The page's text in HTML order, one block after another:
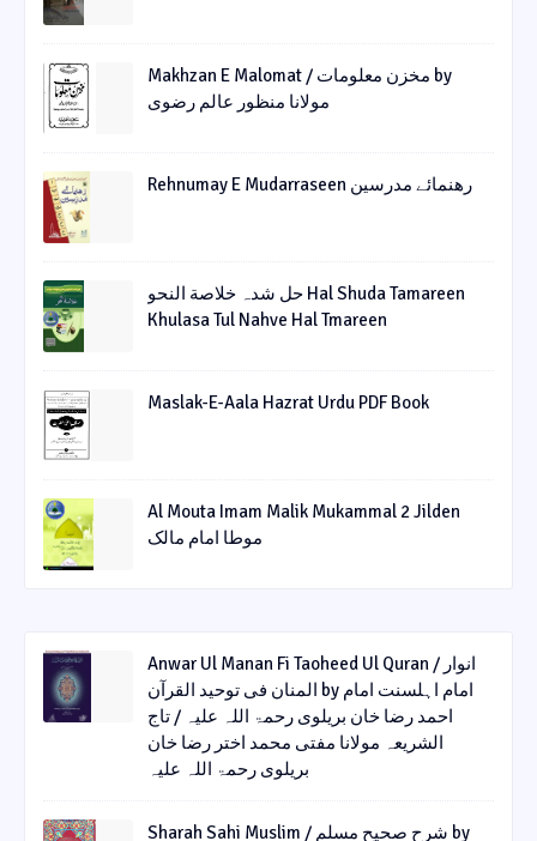
Makhzan E Malomat / مخزن معلومات by
مولانا منظور عالم رضوی
Rehnumay E Mudarraseen رهنمائے مدرسین
حل شدہ خلاصة النحو Hal Shuda Tamareen
Khulasa Tul Nahve Hal Tmareen
Maslak-E-Aala Hazrat Urdu PDF Book
Al Mouta Imam Malik Mukammal 2 Jilden
موطا امام مالک
Anwar Ul Manan Fi Taoheed Ul Quran / انوار
المنان فی توحید القرآن by امام اہلسنت امام
احمد رضا خان بریلوی رحمۃ اللہ علیہ / تاج
الشریعہ مولانا مفتی محمد اختر رضا خان
بریلوی رحمۃ اللہ علیہ
Sharah Sahi Muslim / شرح صحیح مسلم by